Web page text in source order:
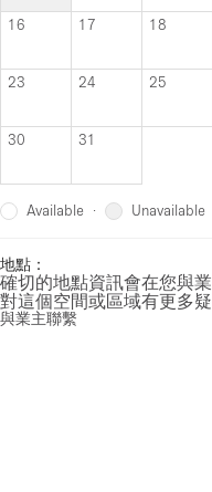
16 17 18
23 24 25
30 31
Available · Unavailable
地點：
確切的地點資訊會在您與
對這個空間或區域有更多
與業主聯繫